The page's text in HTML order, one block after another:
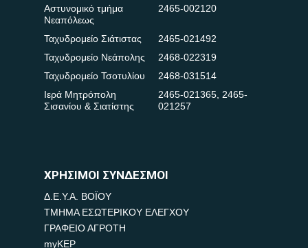
Αστυνομικό τμήμα
Νεαπόλεως
2465-002120
Ταχυδρομείο Σιάτιστας
2465-021492
Ταχυδρομείο Νεάπολης
2468-022319
Ταχυδρομείο Τσοτυλίου
2468-031514
Ιερά Μητρόπολη
Σισανίου & Σιατίστης
2465-021365, 2465-
021257
ΧΡΗΣΙΜΟΙ ΣΥΝΔΕΣΜΟΙ
Δ.Ε.Υ.Α. ΒΟΪΟΥ
ΤΜΗΜΑ ΕΣΩΤΕΡΙΚΟΥ ΕΛΕΓΧΟΥ
ΓΡΑΦΕΙΟ ΑΓΡΟΤΗ
myKEP